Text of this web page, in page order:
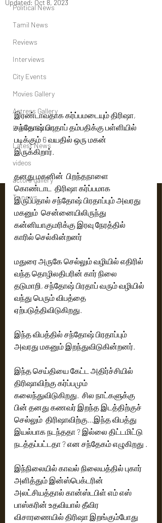
Political News
Tamil News
Reviews
Interviews
City Events
Movies Gallery
Actress Gallery
Events Gallery
Latest News
videos
actors gallery
Tv news
Updated: Oct 8, 2023
இரண்டாவதாக கர்ப்பமடையும் திரிஷா,
சந்தோஷ் பிரதாப் தம்பதிக்கு பள்ளியில்
படிக்கும் 6 வயதில் ஒரு மகன்
இருக்கிறார்.
தனது மகனின்  பிறந்தநாளை
கொண்டாட  திரிஷா கர்ப்பமாக
இருப்பதால் சந்தோஷ் பிரதாப்பும் அவரது
மகனும்  சென்னையிலிருந்து
கன்னியாகுமரிக்கு இரவு நேரத்தில்
காரில் செல்கின்றனர்
மதுரை அருகே செல்லும் வழியில் எதிரில்
வந்த தொழிலதிபரின் கார் நிலை
தடுமாறி, சந்தோஷ் பிரதாப் வரும் வழியில்
வந்து பெரும் விபத்தை
ஏற்படுத்திவிடுகிறது.
இந்த விபத்தில் சந்தோஷ் பிரதாப்பும்
அவரது மகனும் இறந்துவிடுகின்றனர்.
இந்த செய்தியை கேட்ட அதிர்ச்சியில்
திரிஷாவிற்கு கர்ப்பமும்
கலைந்துவிடுகிறது.  சில நாட்களுக்கு
பின் தனது கணவர் இறந்த இடத்திற்குச்
செல்லும்  திரிஷாவிற்கு…இந்த விபத்து
இயல்பாக நடந்ததா ? இல்லை திட்டமிட்டு
நடத்தப்பட்டதா ? என சந்தேகம் எழுகிறது .
இந்நிலையில் காவல் நிலையத்தில் புகார்
அளித்தும் இன்ஸ்பெக்டரின்
அலட்சியத்தால் கான்ஸ்டபிள் எம் எஸ்
பாஸ்கரின் உதவியால் தீவிர
விசாரணையில் திரிஷா இறங்கும்போது